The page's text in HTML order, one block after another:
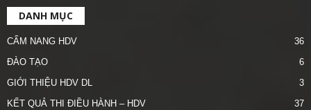
DANH MỤC
CẨM NANG HDV
36
ĐÀO TẠO
6
GIỚI THIỆU HDV DL
3
KẾT QUẢ THI ĐIỀU HÀNH – HDV
37